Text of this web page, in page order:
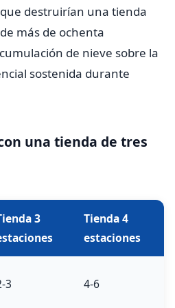
destruirían una tienda
más de ochenta
de nieve sobre la
sostenida durante
una tienda de tres
3
Tienda 4
estaciones
3 4-6